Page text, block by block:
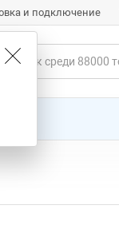
и подключение